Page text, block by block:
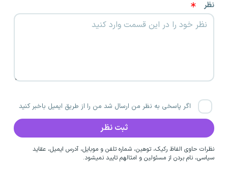
نظر
اگر پاسخی به نظر من ارسال شد من را از طریق ایمیل باخبر کنید
نظرات حاوی الفاظ رکیک، توهین، شماره تلفن و موبایل، آدرس ایمیل، عقاید
سیاسی، نام بردن از مسئولین و امثالهم تایید نمیشود.